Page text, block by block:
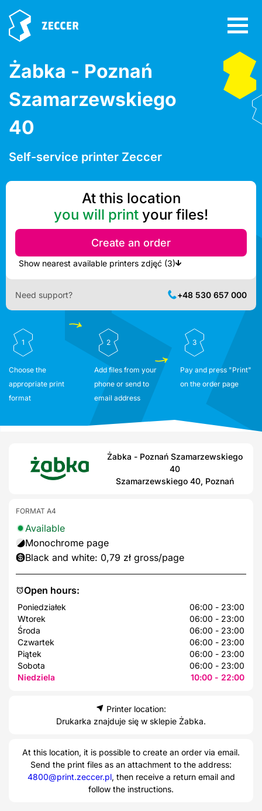
Żabka - Poznań
Szamarzewskiego
40
Self-service printer Zeccer
At this location
you will print your files!
Create an order
Show nearest available printers zdjęć (3)
Need support? +48 530 657 000
1
Choose the
appropriate print
format
2
Add files from your
phone or send to
email address
3
Pay and press "Print"
on the order page
Żabka - Poznań Szamarzewskiego
40
Szamarzewskiego 40, Poznań
Open hours:
Poniedziałek
06:00 - 23:00
Wtorek
06:00 - 23:00
Środa
06:00 - 23:00
Czwartek
06:00 - 23:00
Piątek
06:00 - 23:00
Sobota
06:00 - 23:00
Niedziela
10:00 - 22:00
FORMAT A4
Available
Monochrome page
Black and white: 0,79 zł gross/page
Printer location:
Drukarka znajduje się w sklepie Żabka.
At this location, it is possible to create an order via email.
Send the print files as an attachment to the address:
4800@print.zeccer.pl, then receive a return email and
follow the instructions.